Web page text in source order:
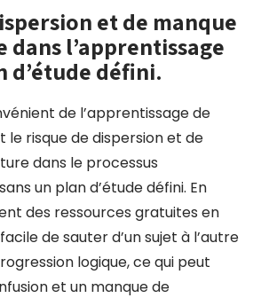
et de manque
l’apprentissage
d’étude défini.
de l’apprentissage de
le risque de dispersion et de
dans le processus
un plan d’étude défini. En
des ressources gratuites en
de sauter d’un sujet à l’autre
logique, ce qui peut
et un manque de